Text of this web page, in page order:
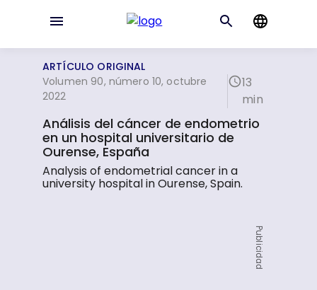
ARTÍCULO ORIGINAL
Volumen 90, número 10, octubre
2022
13
min
Análisis del cáncer de endometrio
en un hospital universitario de
Ourense, España
Analysis of endometrial cancer in a
university hospital in Ourense, Spain.
Publicidad